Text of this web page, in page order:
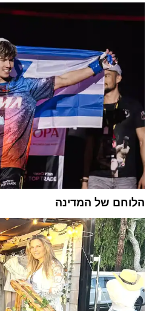
הלוחם של המדינה